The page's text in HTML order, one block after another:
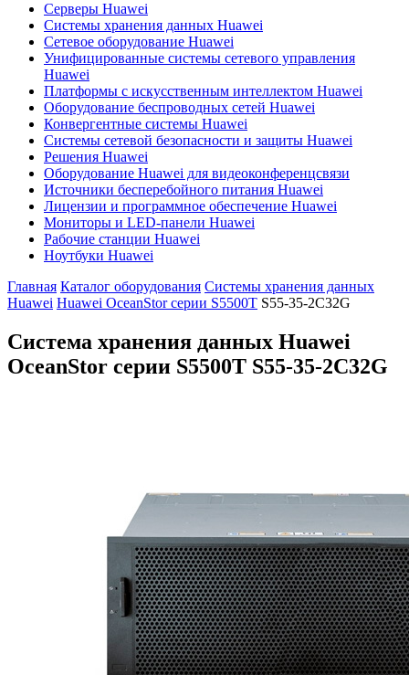
Серверы Huawei
Системы хранения данных Huawei
Сетевое оборудование Huawei
Унифицированные системы сетевого управления
Huawei
Платформы с искусственным интеллектом Huawei
Оборудование беспроводных сетей Huawei
Конвергентные системы Huawei
Системы сетевой безопасности и защиты Huawei
Решения Huawei
Оборудование Huawei для видеоконференцсвязи
Источники бесперебойного питания Huawei
Лицензии и программное обеспечение Huawei
Мониторы и LED-панели Huawei
Рабочие станции Huawei
Ноутбуки Huawei
Главная Каталог оборудования Системы хранения данных
Huawei Huawei OceanStor серии S5500T S55-35-2C32G
Система хранения данных Huawei
OceanStor серии S5500T S55-35-2C32G